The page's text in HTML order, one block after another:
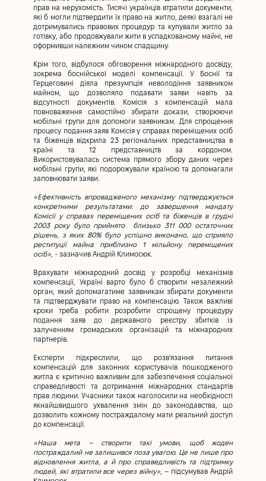
прав на нерухомість. Тисячі українців втратили документи,
які б могли підтвердити їх право на житло, деякі взагалі не
дотримувались правових процедур та купували житло за
готівку, або продовжували жити в успадкованому майні, не
оформивши належним чином спадщину.
Крім того, відбулося обговорення міжнародного досвіду,
зокрема боснійської моделі компенсації. У Боснії та
Герцеговині діяла презумпція неволодіння заявником
майном, що дозволяло подавати заяви навіть за
відсутності документів. Комісія з компенсацій мала
повноваження самостійно збирати докази, створюючи
мобільні групи для допомоги заявникам. Для спрощення
процесу подання заяв Комісія у справах переміщених осіб
та біженців відкрила 23 регіональних представництва в
країні та 12 представництв за кордоном.
Використовувалась система прямого збору даних через
мобільні групи, які подорожували країною та допомагали
заповнювати заяви.
«Ефективність впровадженого механізму підтверджується
конкретними результатами: до завершення мандату
Комісії у справах переміщених осіб та біженців в грудні
2003 року було прийнято близько 311 000 остаточних
рішень, з яких 80% було успішно виконано, що сприяло
реституції майна приблизно 1 мільйону переміщених
осіб», - зазначив Андрій Климосюк.
Врахувати міжнародний досвід у розробці механізмів
компенсації, Україні варто було б створити незалежний
орган, який допомагатиме заявникам збирати документи
та підтверджувати право на компенсацію. Також важливі
кроки треба робити розробити спрощену процедуру
подання заяв до державного реєстру збитків із
залученням громадських організацій та міжнародних
партнерів.
Експерти підкреслили, що розв'язання питання
компенсацій для законних користувачів пошкодженого
житла є критично важливим для забезпечення соціальної
справедливості та дотримання міжнародних стандартів
прав людини. Учасники також наголосили на необхідності
якнайшвидшого ухвалення змін до законодавства, що
дозволить кожному постраждалому мати реальний доступ
до компенсації.
«Наша мета – створити такі умови, щоб жоден
постраждалий не залишився поза увагою. Це не лише про
відновлення житла, а й про справедливість та підтримку
людей, які втратили все через війну», – підсумував Андрій